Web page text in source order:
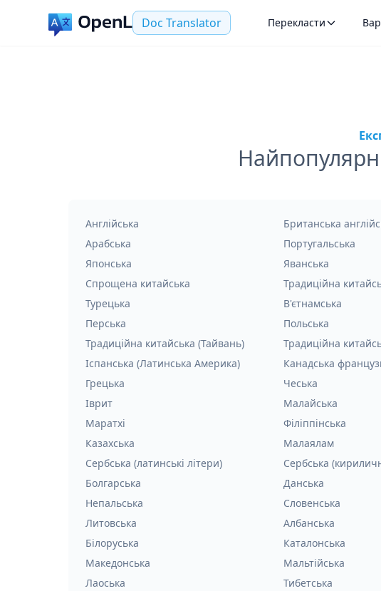
Doc Translator Перекласти
Англійська Британська
Арабська
Португальська
Японська
Яванська
Спрощена китайська
Традиційна
Турецька
В'єтнамська
Перська
Польська
Традиційна китайська (Тайвань)
Традиційна
Іспанська (Латинська Америка)
Канадська
Грецька
Чеська
Іврит
Малайська
Маратхі
Філіппінська
Казахська
Малаялам
Сербська (латинські літери)
Сербська
Болгарська
Данська
Непальська
Словенська
Литовська
Албанська
Білоруська
Каталонська
Македонська
Мальтійська
Лаоська
Тибетська